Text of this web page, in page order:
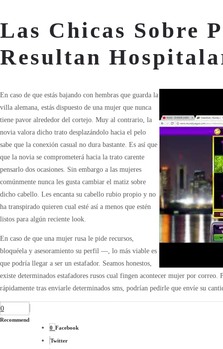
Las Chicas Sobre
Resultan
En caso de que estás bajando con hembras que guarda la
villa alemana, estás dispuesto de una mujer que nunca
tiene pavor alrededor del cortejo. Muy al contrario, la
novia valora dicho trato desplazándolo hacia el pelo
sabe que la conexión casual no dura bastante. Es así que
que la novia se comprometerá hacia la trato carente
pensarlo dos ocasiones. Sin embargo a las mujeres
comúnmente nunca les gusta cambiar el matiz sobre
dicho cabello. Les encanta su cabello rubio propio y no
ha transpirado quieren cual esté así a menos que estén
listos para algún reciente look.
En caso de que una mujer rusa le pide recursos,
bloquéela y asesoramiento su perfil —, lo más viable es
que podrí­a llegar a ser un estafador. Seamos honestos,
existe determinados estafadores rusos cual fingen acontecer mujer por correo.
rápidamente tras enviarle determinados sms, podrían pedirle que envíe su
0
Recommend
0 Facebook
Twitter